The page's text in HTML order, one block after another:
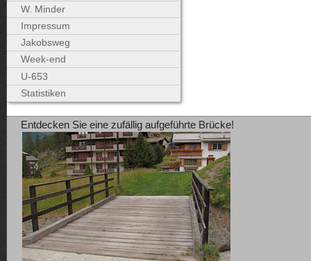
W. Minder
Impressum
Jakobsweg
Week-end
U-653
Statistiken
Entdecken Sie eine zufällig aufgeführte Brücke!